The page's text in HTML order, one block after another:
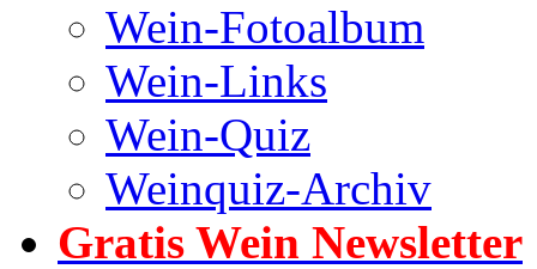
Wein-Fotoalbum
Wein-Links
Wein-Quiz
Weinquiz-Archiv
Gratis Wein Newsletter